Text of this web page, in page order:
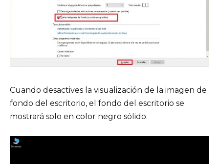
Cuando desactives la visualización de la imagen de
fondo del escritorio, el fondo del escritorio se
mostrará solo en color negro sólido.